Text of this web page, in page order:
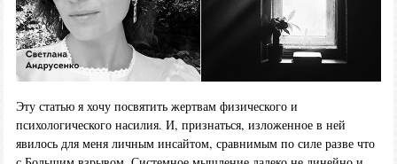
Эту статью я хочу посвятить жертвам физического и
психологического насилия. И, признаться, изложенное в ней
явилось для меня личным инсайтом, сравнимым по силе разве что